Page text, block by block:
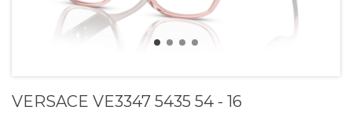
VERSACE VE3347 5435 54 - 16